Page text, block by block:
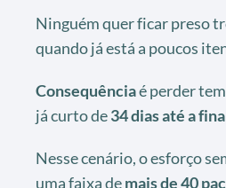
Ninguém quer ficar preso
quando já está a poucos
Consequênciaé perder
já curto de34 dias até a
Nesse cenário, o esforço
uma faixa demais de 40